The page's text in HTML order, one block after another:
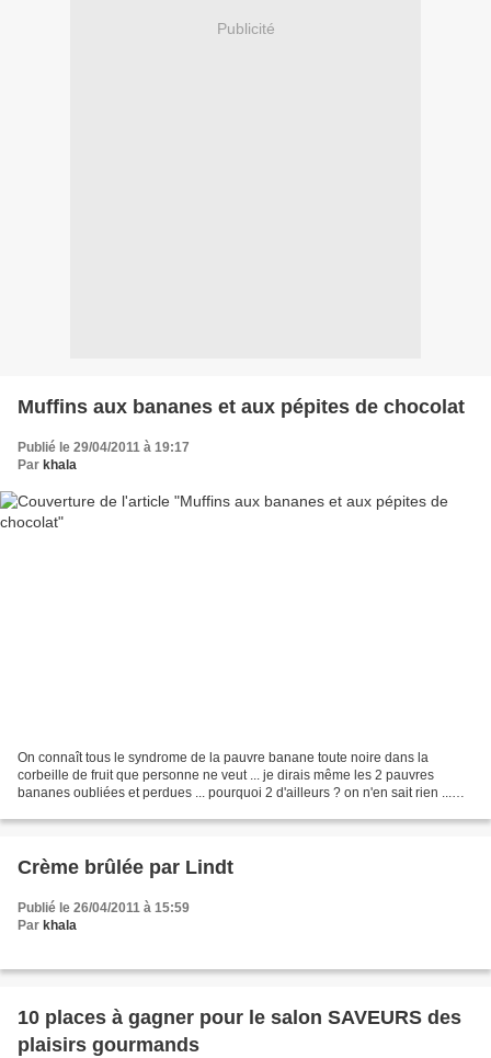
Publicité
Muffins aux bananes et aux pépites de chocolat
Publié le 29/04/2011 à 19:17
Par khala
On connaît tous le syndrome de la pauvre banane toute noire dans la
corbeille de fruit que personne ne veut ... je dirais même les 2 pauvres
bananes oubliées et perdues ... pourquoi 2 d'ailleurs ? on n'en sait rien ...
Crème brûlée par Lindt
Publié le 26/04/2011 à 15:59
Par khala
10 places à gagner pour le salon SAVEURS des
plaisirs gourmands